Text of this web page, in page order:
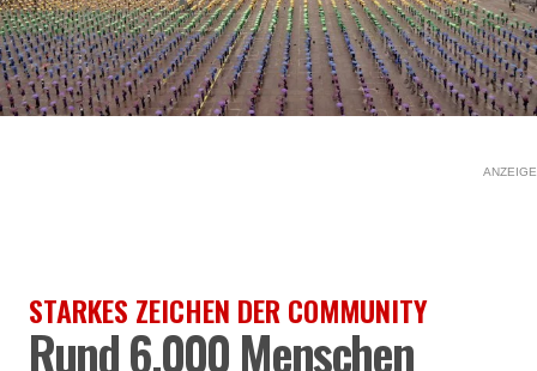
ANZEIGE
STARKES ZEICHEN DER COMMUNITY
Rund 6.000 Menschen